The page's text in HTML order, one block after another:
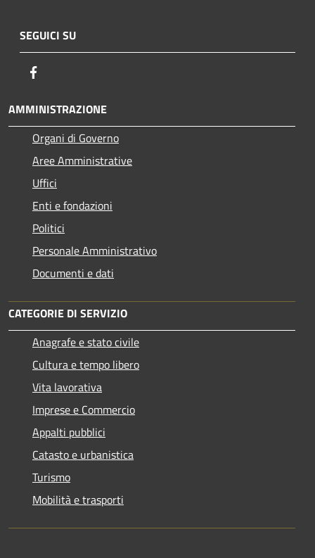
SEGUICI SU
AMMINISTRAZIONE
Organi di Governo
Aree Amministrative
Uffici
Enti e fondazioni
Politici
Personale Amministrativo
Documenti e dati
CATEGORIE DI SERVIZIO
Anagrafe e stato civile
Cultura e tempo libero
Vita lavorativa
Imprese e Commercio
Appalti pubblici
Catasto e urbanistica
Turismo
Mobilità e trasporti